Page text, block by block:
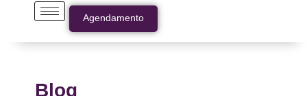
Agendamento
Blog